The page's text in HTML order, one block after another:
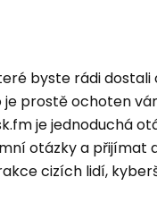
byste rádi
prostě ochoten
je jednoduchá
otázky a přijímat
cizích lidí,